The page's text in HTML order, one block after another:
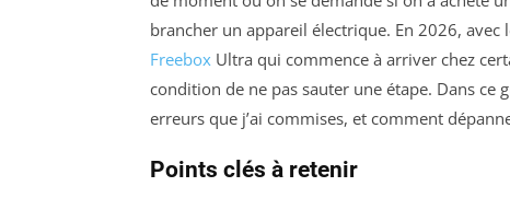
brancher un appareil électrique. En 2026,
Freebox Ultra qui commence à arriver chez
condition de ne pas sauter une étape. Dans
erreurs que j’ai commises, et comment
Points clés à retenir